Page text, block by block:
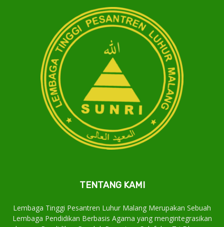
TENTANG KAMI
Lembaga Tinggi Pesantren Luhur Malang Merupakan Sebuah
Lembaga Pendidikan Berbasis Agama yang mengintegrasikan